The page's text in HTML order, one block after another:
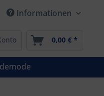
Informationen
0,00 € *